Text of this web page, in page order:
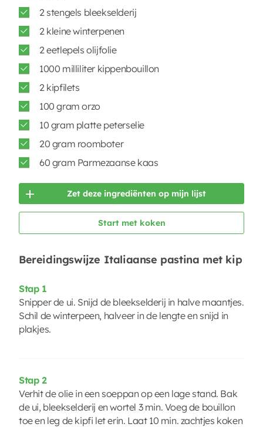
2 stengels bleekselderij
2 kleine winterpenen
2 eetlepels olijfolie
1000 milliliter kippenbouillon
2 kipfilets
100 gram orzo
10 gram platte peterselie
20 gram roomboter
60 gram Parmezaanse kaas
Zet deze ingrediënten op mijn lijst
Start met koken
Bereidingswijze Italiaanse pastina met kip
Stap 1
Snipper de ui. Snijd de bleekselderij in halve maantjes.
Schil de winterpeen, halveer in de lengte en snijd in
plakjes.
Stap 2
Verhit de olie in een soeppan op een lage stand. Bak
de ui, bleekselderij en wortel 3 min. Voeg de bouillon
toe en leg de kipfi let erin. Laat 10 min. zachtjes koken